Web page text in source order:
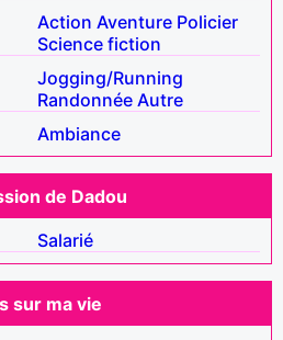
Action Aventure Policier
Science fiction
Jogging/Running
Randonnée Autre
Ambiance
de Dadou
Salarié
sur ma vie